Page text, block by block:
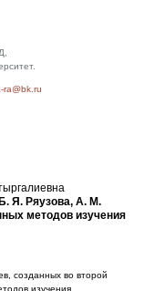
ra@bk.ru
Я. Ряузова, А. М.
методов изучения
созданных во второй
изучения